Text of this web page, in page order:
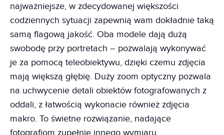
najważniejsze, w zdecydowanej większości
codziennych sytuacji zapewnią wam dokładnie taką
samą flagową jakość. Oba modele dają dużą
swobodę przy portretach – pozwalają wykonywać
je za pomocą teleobiektywu, dzięki czemu zdjęcia
mają większą głębię. Duży zoom optyczny pozwala
na uchwycenie detali obiektów fotografowanych z
oddali, z łatwością wykonacie również zdjęcia
makro. To świetne rozwiązanie, nadające
fotografiom zupełnie innego wymiaru.